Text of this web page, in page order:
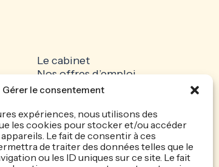
Gérer le consentement
expériences, nous utilisons des
les cookies pour stocker et/ou accéder
Le fait de consentir à ces
de traiter des données telles que le
ou les ID uniques sur ce site. Le fait
Le cabinet
Nos offres d’emploi
Recrutez votre talent
Politique de cookie